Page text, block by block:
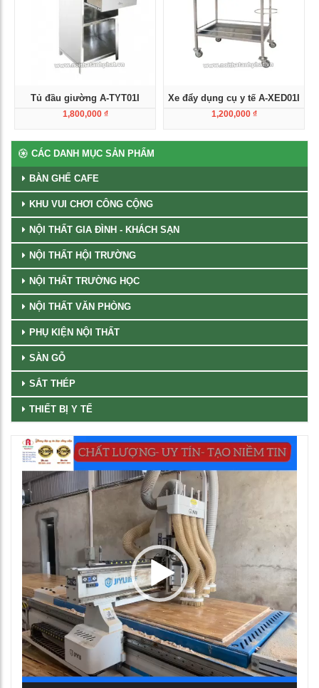
Xem chi tiết
Tủ đầu giường A-TYT01I
1,800,000 ₫
Xem chi tiết
Xe đẩy dụng cụ y tế A-XED01I
1,200,000 ₫
CÁC DANH MỤC SẢN PHẨM
BÀN GHẾ CAFE
KHU VUI CHƠI CÔNG CỘNG
NỘI THẤT GIA ĐÌNH - KHÁCH SẠN
NỘI THẤT HỘI TRƯỜNG
NỘI THẤT TRƯỜNG HỌC
NỘI THẤT VĂN PHÒNG
PHỤ KIỆN NỘI THẤT
SÀN GỖ
SẮT THÉP
THIẾT BỊ Y TẾ
Trình
chơi
Video